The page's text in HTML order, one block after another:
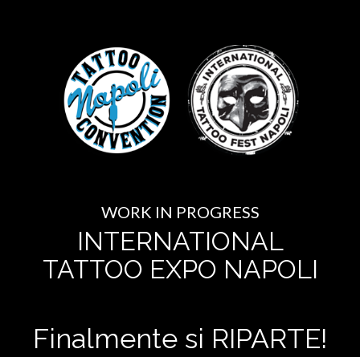
WORK IN PROGRESS
INTERNATIONAL
TATTOO EXPO NAPOLI
Finalmente si RIPARTE!